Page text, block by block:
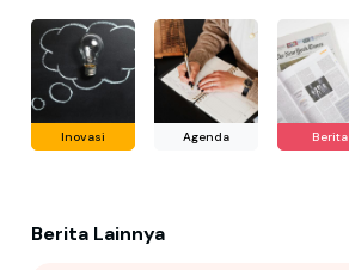
Inovasi Agenda Berita
Berita Lainnya